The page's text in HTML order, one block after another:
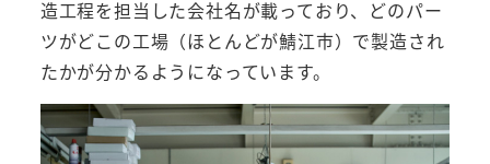
造工程を担当した会社名が載っており、どのパー
ツがどこの工場（ほとんどが鯖江市）で製造され
たかが分かるようになっています。